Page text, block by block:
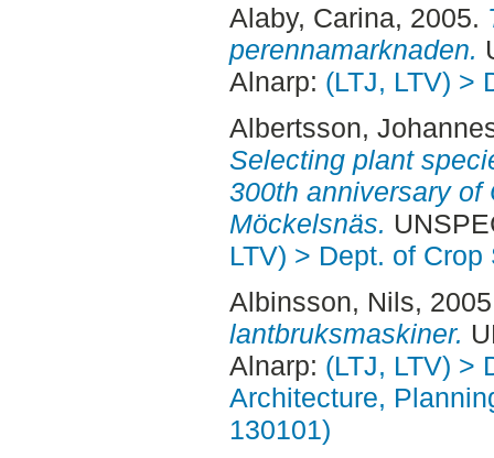
Alaby, Carina, 2005.
perennamarknaden.
Alnarp: (LTJ, LTV) >
Albertsson,
Selecting plant
300th anniversary of
Möckelsnäs.
LTV) > Dept. of Crop
Albinsson, Nils,
lantbruksmaskiner.
Alnarp: (LTJ, LTV) >
Architecture,
130101)